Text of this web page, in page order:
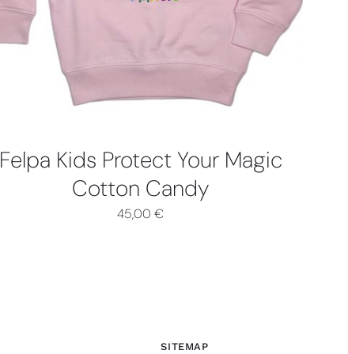
OPZIONI
ESSERE
DEL
PRODOTTO
Felpa Kids Protect Your Magic
Cotton Candy
45,00€
SITEMAP